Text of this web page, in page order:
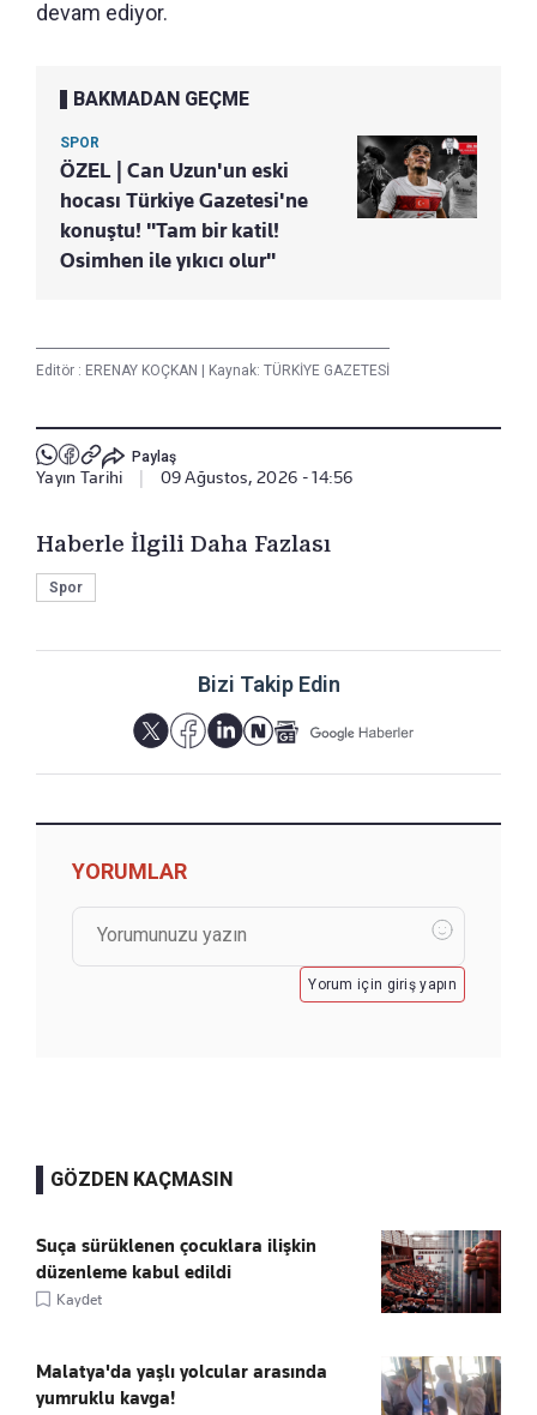
devam ediyor.
BAKMADAN GEÇME
SPOR
ÖZEL | Can Uzun'un eski
hocası Türkiye Gazetesi'ne
konuştu! "Tam bir katil!
Osimhen ile yıkıcı olur"
Editör : ERENAY KOÇKAN Kaynak: TÜRKİYE GAZETESİ
Paylaş
Yayın Tarihi 09 Ağustos, 2026 - 14:56
Haberle İlgili Daha Fazlası
Spor
Bizi Takip Edin
YORUMLAR
Yorum için giriş yapın
GÖZDEN KAÇMASIN
Suça sürüklenen çocuklara ilişkin
düzenleme kabul edildi
Kaydet
Malatya'da yaşlı yolcular arasında
yumruklu kavga!